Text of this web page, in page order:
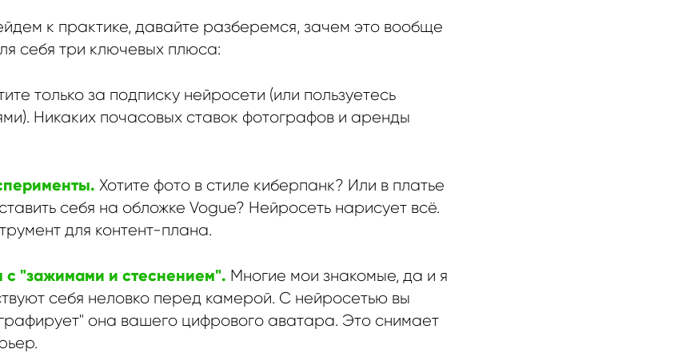
к практике, давайте разберемся, зачем это вообще
себя три ключевых плюса:
только за подписку нейросети (или пользуетесь
Никаких почасовых ставок фотографов и аренды
Хотите фото в стиле киберпанк? Или в платье
себя на обложке Vogue? Нейросеть нарисует всё.
для контент-плана.
"зажимами и стеснением". Многие мои знакомые, да и я
себя неловко перед камерой. С нейросетью вы
она вашего цифрового аватара. Это снимает